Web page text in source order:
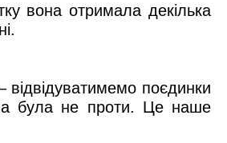
вона отримала декілька
поєдинки
була не проти. Це наше